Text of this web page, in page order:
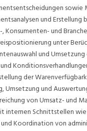
und
Konsumenten- und
unter
und
der
Umsetzung und
von Umsatz- und
internen Schnittstellen
Koordination von